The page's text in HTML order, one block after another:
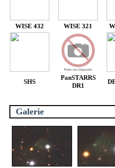
WISE 432 WISE 321
SHS
PanSTARRS
DR1
Galerie